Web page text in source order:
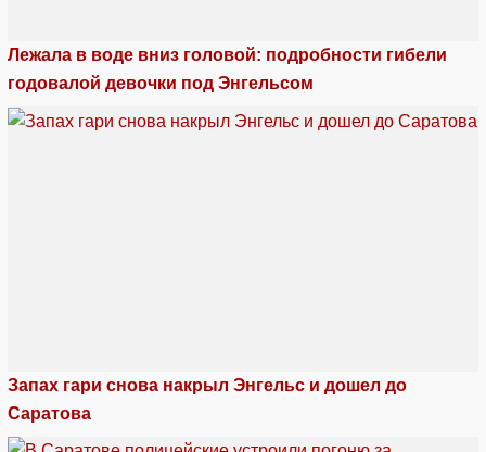
Лежала в воде вниз головой: подробности гибели
годовалой девочки под Энгельсом
Запах гари снова накрыл Энгельс и дошел до
Саратова